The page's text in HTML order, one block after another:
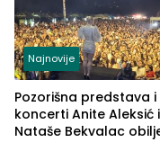
Najnovije
Pozorišna predstava i
koncerti Anite Aleksić i
Nataše Bekvalac